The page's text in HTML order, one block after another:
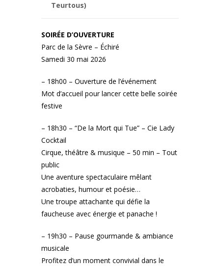
Teurtous)
SOIRÉE D’OUVERTURE
Parc de la Sèvre – Échiré
Samedi 30 mai 2026
– 18h00 – Ouverture de l’événement
Mot d’accueil pour lancer cette belle soirée
festive
– 18h30 – “De la Mort qui Tue” – Cie Lady
Cocktail
Cirque, théâtre & musique – 50 min – Tout
public
Une aventure spectaculaire mêlant
acrobaties, humour et poésie…
Une troupe attachante qui défie la
faucheuse avec énergie et panache !
– 19h30 – Pause gourmande & ambiance
musicale
Profitez d’un moment convivial dans le